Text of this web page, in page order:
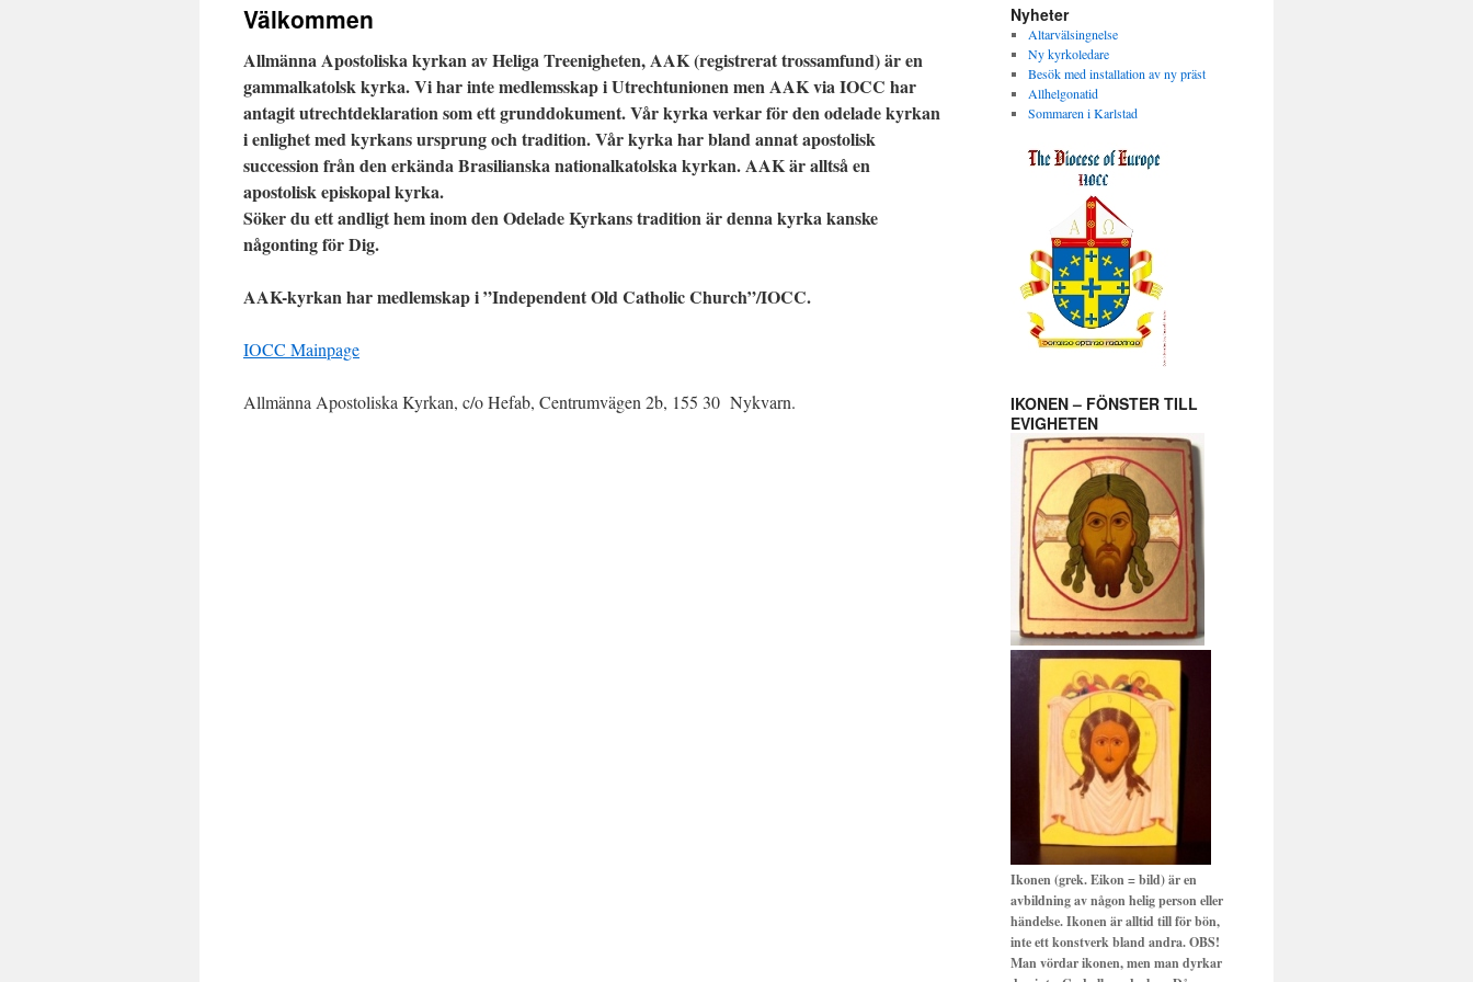
Välkommen
Allmänna Apostoliska kyrkan av Heliga Treenigheten, AAK (registrerat trossamfund) är en
gammalkatolsk kyrka. Vi har inte medlemsskap i Utrechtunionen men AAK via IOCC har
antagit utrechtdeklaration som ett grunddokument. Vår kyrka verkar för den odelade kyrkan
i enlighet med kyrkans ursprung och tradition. Vår kyrka har bland annat apostolisk
succession från den erkända Brasilianska nationalkatolska kyrkan. AAK är alltså en
apostolisk episkopal kyrka.
Söker du ett andligt hem inom den Odelade Kyrkans tradition är denna kyrka kanske
någonting för Dig.
AAK-kyrkan har medlemskap i ”Independent Old Catholic Church”/IOCC.
IOCC Mainpage
Allmänna Apostoliska Kyrkan, c/o Hefab, Centrumvägen 2b, 155 30 Nykvarn.
Nyheter
Altarvälsingnelse
Ny kyrkoledare
Besök med installation av ny präst
Allhelgonatid
Sommaren i Karlstad
IKONEN – FÖNSTER TILL
EVIGHETEN
Ikonen (grek. Eikon = bild) är en
avbildning av någon helig person eller
händelse. Ikonen är alltid till för bön,
inte ett konstverk bland andra. OBS!
Man vördar ikonen, men man dyrkar